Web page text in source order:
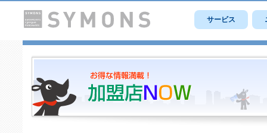
サービス